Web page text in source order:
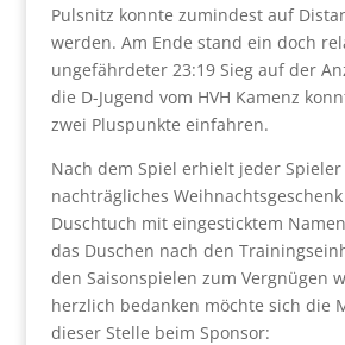
Pulsnitz konnte zumindest auf
werden. Am Ende stand ein doch
ungefährdeter 23:19 Sieg auf der
die D-Jugend vom HVH Kamenz
zwei Pluspunkte einfahren.
Nach dem Spiel erhielt jeder Spieler
nachträgliches
Duschtuch mit eingesticktem
das Duschen nach den
den Saisonspielen zum Vergnügen
herzlich bedanken möchte sich die
dieser Stelle beim Sponsor: